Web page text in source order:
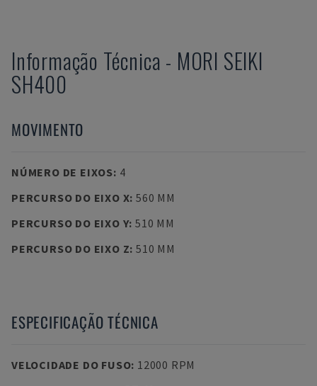
Informação Técnica - MORI SEIKI
SH400
MOVIMENTO
NÚMERO DE EIXOS: 4
PERCURSO DO EIXO X: 560 MM
PERCURSO DO EIXO Y: 510 MM
PERCURSO DO EIXO Z: 510 MM
ESPECIFICAÇÃO TÉCNICA
VELOCIDADE DO FUSO: 12000 RPM